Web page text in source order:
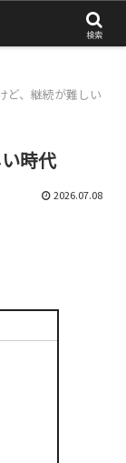
ど、継続が難しい
時代
2026.07.08
検索